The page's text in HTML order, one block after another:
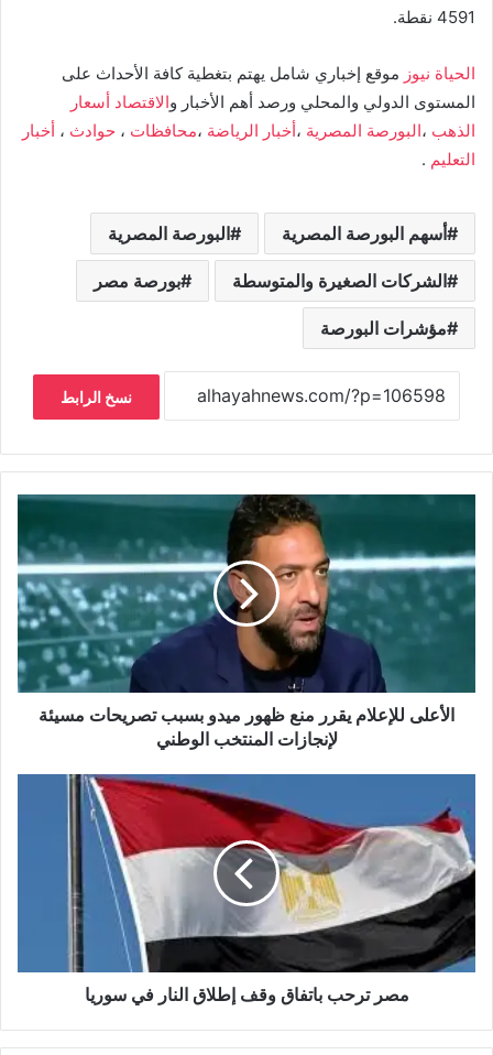
4591 نقطة.
الحياة نيوز موقع إخباري شامل يهتم بتغطية كافة الأحداث على
المستوى الدولي والمحلي ورصد أهم الأخبار والاقتصاد أسعار
الذهب ،البورصة المصرية ،أخبار الرياضة ،محافظات ، حوادث ، أخبار
التعليم .
أسهم البورصة المصرية البورصة المصرية
الشركات الصغيرة والمتوسطة بورصة مصر
مؤشرات البورصة
نسخ الرابط
الأعلى للإعلام يقرر منع ظهور ميدو بسبب تصريحات مسيئة
لإنجازات المنتخب الوطني
مصر ترحب باتفاق وقف إطلاق النار في سوريا